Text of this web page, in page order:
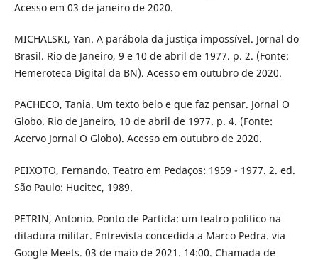
Acesso em 03 de janeiro de 2020.
MICHALSKI, Yan. A parábola da justiça impossível. Jornal do
Brasil. Rio de Janeiro, 9 e 10 de abril de 1977. p. 2. (Fonte:
Hemeroteca Digital da BN). Acesso em outubro de 2020.
PACHECO, Tania. Um texto belo e que faz pensar. Jornal O
Globo. Rio de Janeiro, 10 de abril de 1977. p. 4. (Fonte:
Acervo Jornal O Globo). Acesso em outubro de 2020.
PEIXOTO, Fernando. Teatro em Pedaços: 1959 - 1977. 2. ed.
São Paulo: Hucitec, 1989.
PETRIN, Antonio. Ponto de Partida: um teatro político na
ditadura militar. Entrevista concedida a Marco Pedra. via
Google Meets. 03 de maio de 2021. 14:00. Chamada de